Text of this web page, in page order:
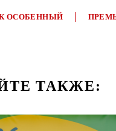
ОСОБЕННЫЙ
ТАКЖЕ: